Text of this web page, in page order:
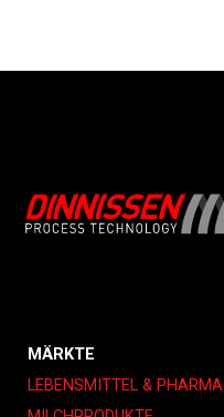
MÄRKTE
LEBENSMITTEL & PHARMA